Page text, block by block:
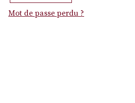
Mot de passe perdu ?